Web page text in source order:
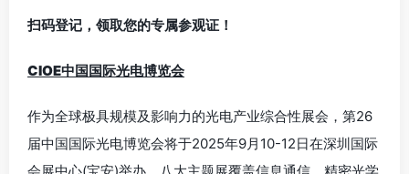
扫码登记，领取您的专属参观证！
CIOE中国国际光电博览会
作为全球极具规模及影响力的光电产业综合性展会，第26
届中国国际光电博览会将于2025年9月10-12日在深圳国际
会展中心(宝安)举办，八大主题展覆盖信息通信、精密光学